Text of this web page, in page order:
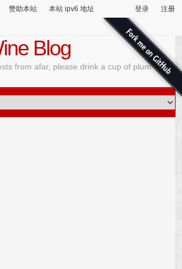
赞助本站 本站 ipv6 地址 登录 注册
Blog
from afar, please drink a cup of plum wine